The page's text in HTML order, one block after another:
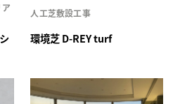
人工芝敷設工事
環境芝 D-REY turf